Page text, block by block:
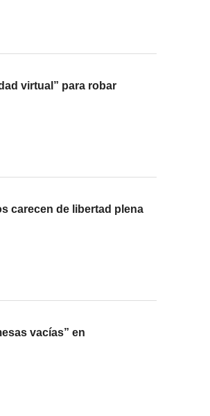
virtual” para robar
carecen de libertad plena
vacías” en